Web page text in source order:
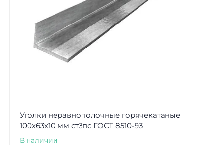
Уголки неравнополочные горячекатаные
100х63х10 мм ст3пс ГОСТ 8510-93
В наличии